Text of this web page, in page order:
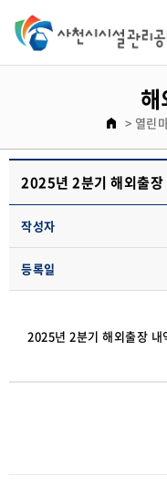
> 열린
2025년 2분기 해외출장
작성자
등록일
2025년 2분기 해외출장 내